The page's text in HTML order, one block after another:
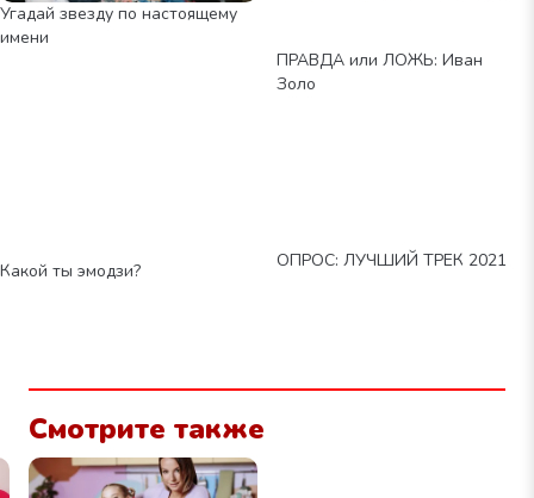
Угадай звезду по настоящему
имени
ПРАВДА или ЛОЖЬ: Иван
Золо
Какой ты эмодзи? ОПРОС: ЛУЧШИЙ ТРЕК 2021
Смотрите также